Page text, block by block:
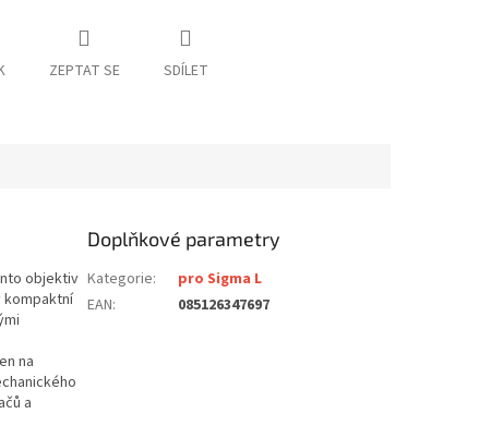
ZEPTAT SE SDÍLET
objektiv
kompaktní
na
a
Doplňkové parametry
Kategorie:
pro Sigma L
EAN: 085126347697